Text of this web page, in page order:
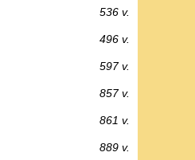
536 v.
496 v.
597 v.
857 v.
861 v.
889 v.